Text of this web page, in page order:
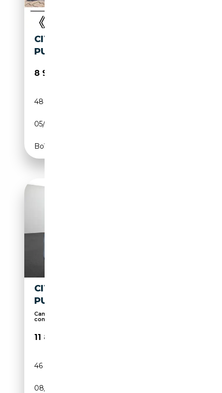
CITROEN C3 AIRCROSS 1.2
PURETECH EU6 FEEL
8 990€
48 835 km
05/2018
Boîte manuelle
CITROEN C3 AIRCROSS
PURETECH 110 S&S FEEL PACK
Caméra d'aide au stationnement, Airbag
conducteur,...
11 890€
46 117 km
08/2023